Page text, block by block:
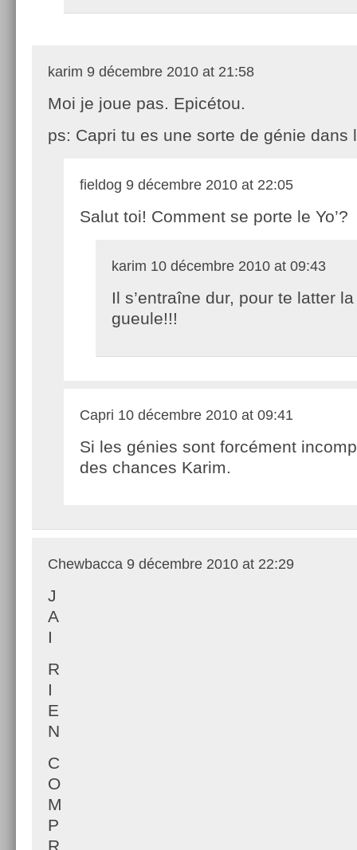
karim 9 décembre 2010 at 21:58
Moi je joue pas. Epicétou.
ps: Capri tu es une sorte de génie dans
fieldog 9 décembre 2010 at 22:05
Salut toi! Comment se porte le Yo’?
karim 10 décembre 2010 at 09:43
Il s’entraîne dur, pour te latter la
gueule!!!
Capri 10 décembre 2010 at 09:41
Si les génies sont forcément
des chances Karim.
Chewbacca 9 décembre 2010 at 22:29
J
A
I
R
I
E
N
C
O
M
P
R